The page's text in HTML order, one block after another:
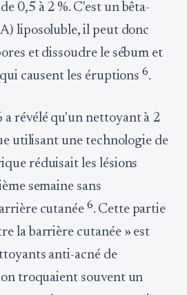
0,5 à 2 %. C'est un bêta-
liposoluble, il peut donc
et dissoudre le sébum et
causent les éruptions6.
a révélé qu'un nettoyant à 2
utilisant une technologie de
réduisait les lésions
semaine sans
cutanée6. Cette partie
la barrière cutanée » est
anti-acné de
troquaient souvent un